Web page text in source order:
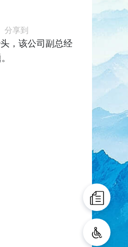
分享到
，该公司副总经